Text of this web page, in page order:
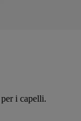
i capelli.